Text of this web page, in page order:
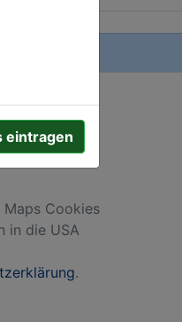
Cookies
in die USA
.
eintragen